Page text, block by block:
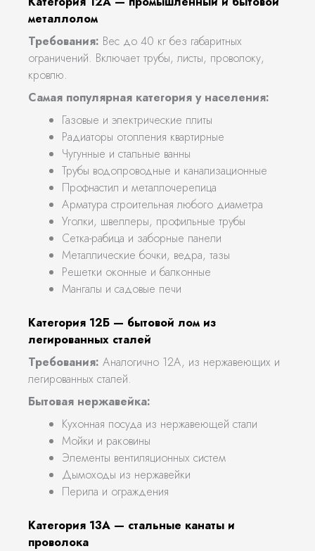
металлолом
Требования: Вес до 40 кг без габаритных
ограничений. Включает трубы, листы, проволоку,
кровлю.
Самая популярная категория у населения:
Газовые и электрические плиты
Радиаторы отопления квартирные
Чугунные и стальные ванны
Трубы водопроводные и канализационные
Профнастил и металлочерепица
Арматура строительная любого диаметра
Уголки, швеллеры, профильные трубы
Сетка-рабица и заборные панели
Металлические бочки, ведра, тазы
Решетки оконные и балконные
Мангалы и садовые печи
Категория 12Б — бытовой лом из
легированных сталей
Требования: Аналогично 12А, из нержавеющих и
легированных сталей.
Бытовая нержавейка:
Кухонная посуда из нержавеющей стали
Мойки и раковины
Элементы вентиляционных систем
Дымоходы из нержавейки
Перила и ограждения
Категория 13А — стальные канаты и
проволока